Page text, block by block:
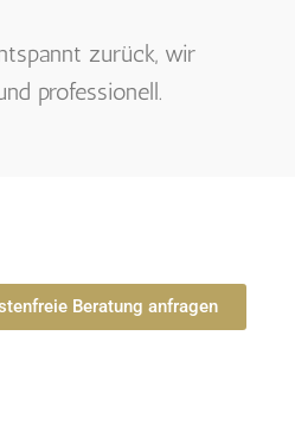
zurück, wir
professionell.
Beratung anfragen